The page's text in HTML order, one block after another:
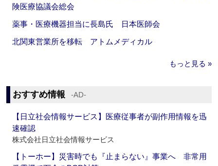
険医療協議会総会
薬事・医療機器担当に長島氏 日本医師会
北関東営業所を移転 アトムメディカル
もっと見る »
おすすめ情報 ‐AD‐
【日立社会情報サービス】医療従事者が副作用情報を迅
速確認
株式会社日立社会情報サービス
【トーホー】災害時でも『止まらない』事業へ 非常用